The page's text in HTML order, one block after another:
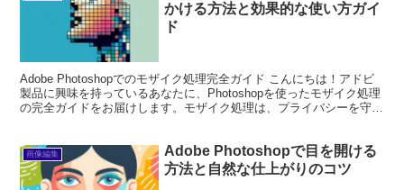
かける方法と効果的な使い方ガイ
ド
Adobe Photoshopでのモザイク処理完全ガイド こんにちは！アドビ
製品に興味を持っているあなたに、Photoshopを使ったモザイク処理
の完全ガイドをお届けします。モザイク処理は、プライバシーを守る
画像編集
Adobe Photoshopで目を開ける
方法と自然な仕上がりのコツ